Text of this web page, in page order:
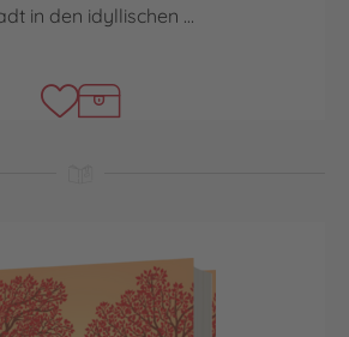
in den idyllischen …